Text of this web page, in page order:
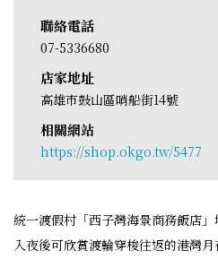
聯絡電話
07-5336680
店家地址
高雄市鼓山區哨船街14號
相關網站
https://shop.okgo.tw/5477
統一渡假村「西子灣海景商務飯店
入夜後可欣賞渡輪穿梭往返的港灣